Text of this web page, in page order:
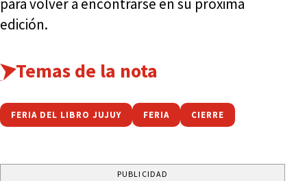
para volver a encontrarse en su próxima
edición.
Temas de la nota
FERIA DEL LIBRO JUJUY FERIA CIERRE
PUBLICIDAD